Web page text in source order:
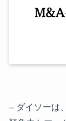
– ダイソーは